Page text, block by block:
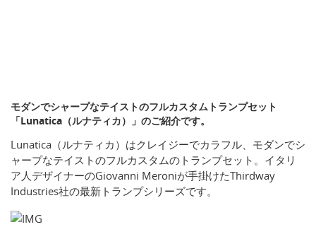
モダンでシャープなテイストのフルカスタムトランプセット
「Lunatica（ルナティカ）」のご紹介です。
Lunatica（ルナティカ）はクレイジーでカラフル、モダンでシ
ャープなテイストのフルカスタムのトランプセット。イタリ
ア人デザイナーのGiovanni Meroniが手掛けたThirdway
Industries社の最新トランプシリーズです。